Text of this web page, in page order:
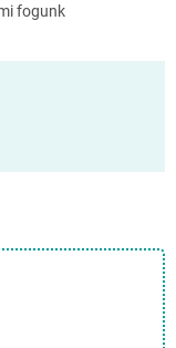
fogunk